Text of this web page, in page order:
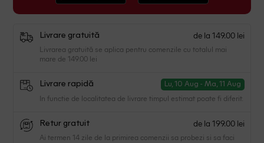
Livrare gratuită de la 149.00 lei
Livrarea gratuită se aplica pentru comenzile cu totalul mai
mare de 149.00 lei
Livrare rapidă Lu, 10 Aug - Ma, 11 Aug
In functie de localitatea de livrare timpul estimat poate fi diferit.
Retur gratuit de la 199.00 lei
Ai termen 14 zile de la primirea comenzii sa probezi si sa faci